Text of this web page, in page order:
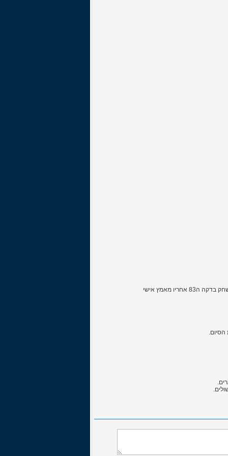
למרות משחק עייף ואיטי של האדומים שלא הצליחו להכניע את השוער של בולטון, רפאל סוביס אגר כוחות אחרונים והבקיע את השער היחיד במשחק בדקה ה83 אחריו מאמץ אישי